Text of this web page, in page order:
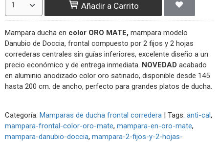
Añadir a Carrito
Mampara ducha en color ORO MATE, mampara modelo
Danubio de Doccia, frontal compuesto por 2 fijos y 2 hojas
correderas centrales sin guías inferiores, excelente diseño a un
precio económico y de entrega inmediata. NOVEDAD acabado
en aluminio anodizado color oro satinado, disponible desde 145
hasta 200 cm. de ancho, perfecto para grandes platos de ducha.
Categoría: Mamparas de ducha frontal corredera Tags: anti-cal
mampara-frontal-color-oro-mate mampara-en-oro-mate
mampara-danubio-doccia mampara-2-fijos-y-2-hojas-